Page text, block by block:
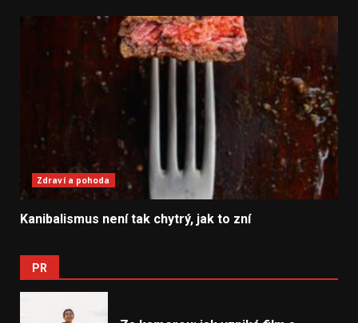
Zdraví a pohoda
Kanibalismus není tak chytrý, jak to zní
PR